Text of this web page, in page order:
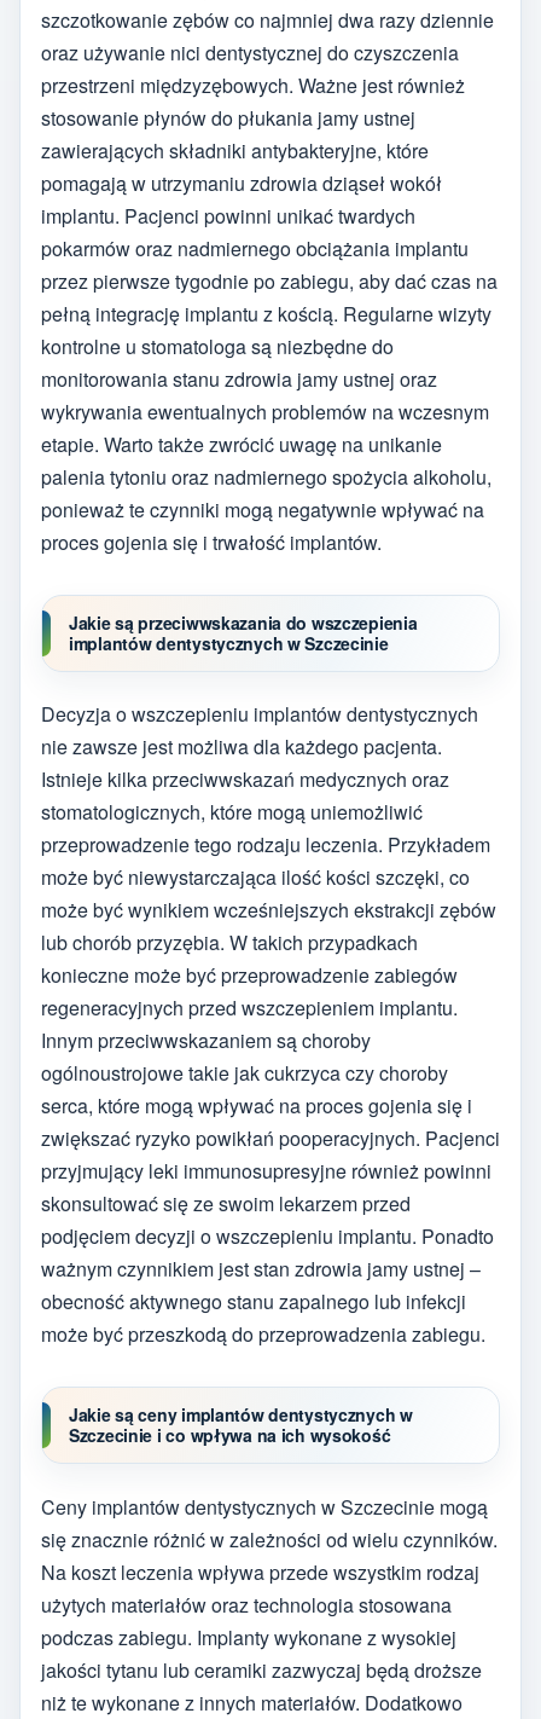
szczotkowanie zębów co najmniej dwa razy dziennie
oraz używanie nici dentystycznej do czyszczenia
przestrzeni międzyzębowych. Ważne jest również
stosowanie płynów do płukania jamy ustnej
zawierających składniki antybakteryjne, które
pomagają w utrzymaniu zdrowia dziąseł wokół
implantu. Pacjenci powinni unikać twardych
pokarmów oraz nadmiernego obciążania implantu
przez pierwsze tygodnie po zabiegu, aby dać czas na
pełną integrację implantu z kością. Regularne wizyty
kontrolne u stomatologa są niezbędne do
monitorowania stanu zdrowia jamy ustnej oraz
wykrywania ewentualnych problemów na wczesnym
etapie. Warto także zwrócić uwagę na unikanie
palenia tytoniu oraz nadmiernego spożycia alkoholu,
ponieważ te czynniki mogą negatywnie wpływać na
proces gojenia się i trwałość implantów.
Jakie są przeciwwskazania do wszczepienia
implantów dentystycznych w Szczecinie
Decyzja o wszczepieniu implantów dentystycznych
nie zawsze jest możliwa dla każdego pacjenta.
Istnieje kilka przeciwwskazań medycznych oraz
stomatologicznych, które mogą uniemożliwić
przeprowadzenie tego rodzaju leczenia. Przykładem
może być niewystarczająca ilość kości szczęki, co
może być wynikiem wcześniejszych ekstrakcji zębów
lub chorób przyzębia. W takich przypadkach
konieczne może być przeprowadzenie zabiegów
regeneracyjnych przed wszczepieniem implantu.
Innym przeciwwskazaniem są choroby
ogólnoustrojowe takie jak cukrzyca czy choroby
serca, które mogą wpływać na proces gojenia się i
zwiększać ryzyko powikłań pooperacyjnych. Pacjenci
przyjmujący leki immunosupresyjne również powinni
skonsultować się ze swoim lekarzem przed
podjęciem decyzji o wszczepieniu implantu. Ponadto
ważnym czynnikiem jest stan zdrowia jamy ustnej –
obecność aktywnego stanu zapalnego lub infekcji
może być przeszkodą do przeprowadzenia zabiegu.
Jakie są ceny implantów dentystycznych w
Szczecinie i co wpływa na ich wysokość
Ceny implantów dentystycznych w Szczecinie mogą
się znacznie różnić w zależności od wielu czynników.
Na koszt leczenia wpływa przede wszystkim rodzaj
użytych materiałów oraz technologia stosowana
podczas zabiegu. Implanty wykonane z wysokiej
jakości tytanu lub ceramiki zazwyczaj będą droższe
niż te wykonane z innych materiałów. Dodatkowo